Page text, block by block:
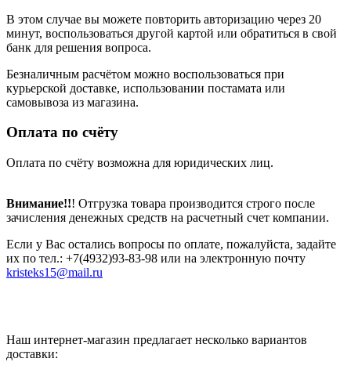
В этом случае вы можете повторить авторизацию через 20
минут, воспользоваться другой картой или обратиться в свой
банк для решения вопроса.
Безналичным расчётом можно воспользоваться при
курьерской доставке, использовании постамата или
самовывоза из магазина.
Оплата по счёту
Оплата по счёту возможна для юридических лиц.
Внимание!!! Отгрузка товара производится строго после
зачисления денежных средств на расчетный счет компании.
Если у Вас остались вопросы по оплате, пожалуйста, задайте
их по тел.: +7(4932)93-83-98 или на электронную почту
kristeks15@mail.ru
Наш интернет-магазин предлагает несколько вариантов
доставки: